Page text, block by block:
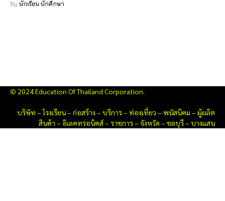
By นักเรียน นักศึกษา
© 2024 Education Of Thailand Corporation.
บริษัท –โรงเรียน– ก่อสร้าง – บริการ– ท่องเที่ยว – พนัสนิคม – ผู้ผลิต
สินค้า – อิเลคทรอนิคส์– ราชการ– จังหวัด – ชลบุรี– บางแสน